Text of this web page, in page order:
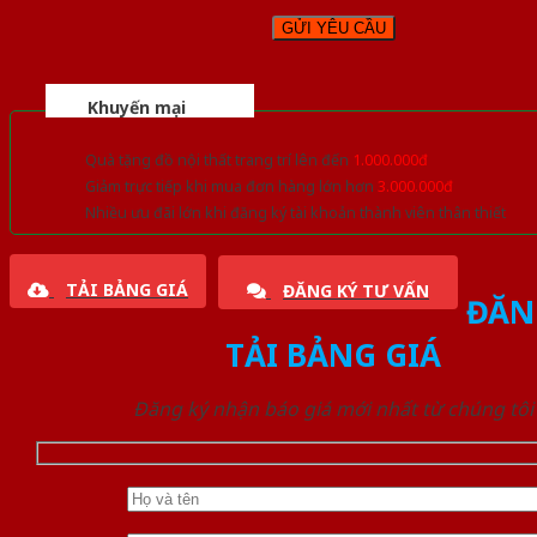
Khuyến mại
Quà tặng đồ nội thất trang trí lên đến 1.000.000đ
Giảm trực tiếp khi mua đơn hàng lớn hơn 3.000.000đ
Nhiều ưu đãi lớn khi đăng ký tài khoản thành viên thân thiết
TẢI BẢNG GIÁ ĐĂNG KÝ TƯ VẤN
TẢI BẢNG GIÁ
Đăng ký nhận báo giá mới nhất từ chúng tôi